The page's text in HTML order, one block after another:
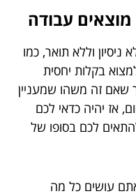
מוצאים עבודה
וללא תואר, כמו
בקלות יחסית
שאם זה משהו שמעניין
אז יהיה כדאי לכם
לכם בסופו של
עושים כל מה